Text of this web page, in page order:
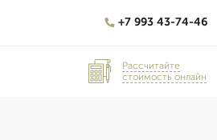
+7 993 43-74-46
Рассчитайте
стоимость онлайн